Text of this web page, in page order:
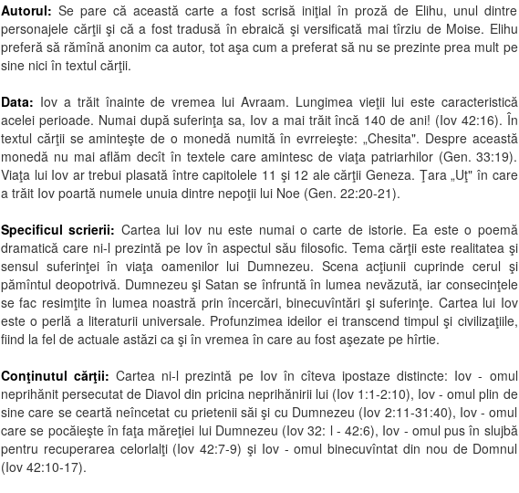
Autorul: Se pare că această carte a fost scrisă iniţial în proză de Elihu, unul dintre
personajele cărţii şi că a fost tradusă în ebraică şi versificată mai tîrziu de Moise. Elihu
preferă să rămînă anonim ca autor, tot aşa cum a preferat să nu se prezinte prea mult pe
sine nici în textul cărţii.
Data: Iov a trăit înainte de vremea lui Avraam. Lungimea vieţii lui este caracteristică
acelei perioade. Numai după suferinţa sa, Iov a mai trăit încă 140 de ani! (Iov 42:16). În
textul cărţii se aminteşte de o monedă numită în evrreieşte: „Chesita". Despre această
monedă nu mai aflăm decît în textele care amintesc de viaţa patriarhilor (Gen. 33:19).
Viaţa lui Iov ar trebui plasată între capitolele 11 şi 12 ale cărţii Geneza. Ţara „Uţ" în care
a trăit Iov poartă numele unuia dintre nepoţii lui Noe (Gen. 22:20-21).
Specificul scrierii: Cartea lui Iov nu este numai o carte de istorie. Ea este o poemă
dramatică care ni-l prezintă pe Iov în aspectul său filosofic. Tema cărţii este realitatea şi
sensul suferinţei în viaţa oamenilor lui Dumnezeu. Scena acţiunii cuprinde cerul şi
pămîntul deopotrivă. Dumnezeu şi Satan se înfruntă în lumea nevăzută, iar consecinţele
se fac resimţite în lumea noastră prin încercări, binecuvîntări şi suferinţe. Cartea lui Iov
este o perlă a literaturii universale. Profunzimea ideilor ei transcend timpul şi civilizaţiile,
fiind la fel de actuale astăzi ca şi în vremea în care au fost aşezate pe hîrtie.
Conţinutul cărţii:Cartea ni-l prezintă pe Iov în cîteva ipostaze distincte: Iov - omul
neprihănit persecutat de Diavol din pricina neprihănirii lui (Iov 1:1-2:10), Iov - omul plin de
sine care se ceartă neîncetat cu prietenii săi şi cu Dumnezeu (Iov 2:11-31:40), Iov - omul
care se pocăieşte în faţa măreţiei lui Dumnezeu (Iov 32: l - 42:6), Iov - omul pus în slujbă
pentru recuperarea celorlalţi (Iov 42:7-9) şi Iov - omul binecuvîntat din nou de Domnul
(Iov 42:10-17).